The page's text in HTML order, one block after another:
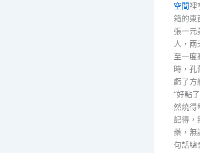
空間裡
箱的東
張一元
人，
至一
時，孔
虧了方
“好點
然燒得
記得，
藥，無
句話總